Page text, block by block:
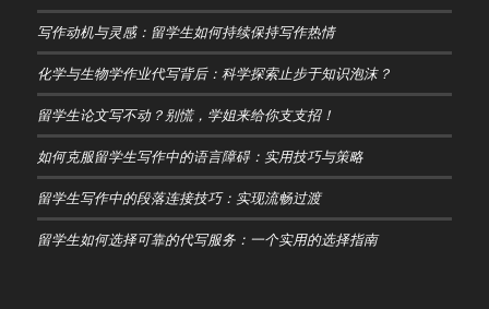
写作动机与灵感：留学生如何持续保持写作热情
化学与生物学作业代写背后：科学探索止步于知识泡沫？
留学生论文写不动？别慌，学姐来给你支支招！
如何克服留学生写作中的语言障碍：实用技巧与策略
留学生写作中的段落连接技巧：实现流畅过渡
留学生如何选择可靠的代写服务：一个实用的选择指南